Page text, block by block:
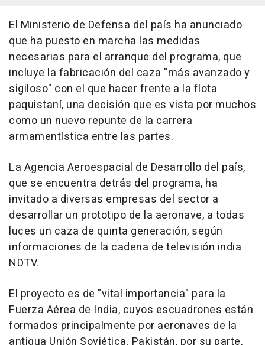
El Ministerio de Defensa del país ha anunciado
que ha puesto en marcha las medidas
necesarias para el arranque del programa, que
incluye la fabricación del caza "más avanzado y
sigiloso" con el que hacer frente a la flota
paquistaní, una decisión que es vista por muchos
como un nuevo repunte de la carrera
armamentística entre las partes.
La Agencia Aeroespacial de Desarrollo del país,
que se encuentra detrás del programa, ha
invitado a diversas empresas del sector a
desarrollar un prototipo de la aeronave, a todas
luces un caza de quinta generación, según
informaciones de la cadena de televisión india
NDTV.
El proyecto es de "vital importancia" para la
Fuerza Aérea de India, cuyos escuadrones están
formados principalmente por aeronaves de la